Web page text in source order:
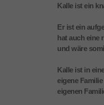
Kalle ist ein
Er ist ein
hat auch eine
und wäre
Kalle ist in
eigene
eigenen